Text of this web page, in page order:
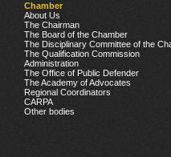
Chamber
About Us
The Chairman
The Board of the Chamber
The Disciplinary Committee of the
The Qualification Commission
Administration
The Office of Public Defender
The Academy of Advocates
Regional Coordinators
CARPA
Other bodies